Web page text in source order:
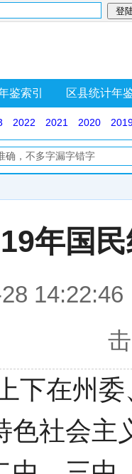
鉴索引 区县统计年
2022 2021 2020
年国
28
下在州
色社会主